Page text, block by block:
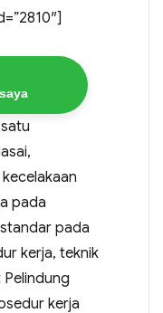
pada
pada
kerja, teknik
kerja